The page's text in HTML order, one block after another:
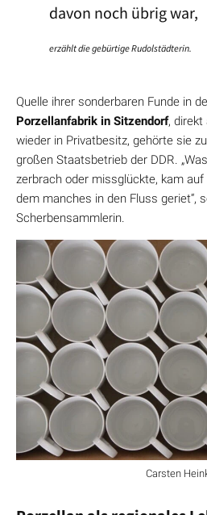
davon noch übrig war,
erzählt die gebürtige Rudolstädterin.
Quelle ihrer sonderbaren Funde in
Porzellanfabrik in Sitzendorf, direkt
wieder in Privatbesitz, gehörte sie
großen Staatsbetrieb der DDR.
zerbrach oder missglückte, kam auf
dem manches in den Fluss geriet“,
Scherbensammlerin.
Carsten